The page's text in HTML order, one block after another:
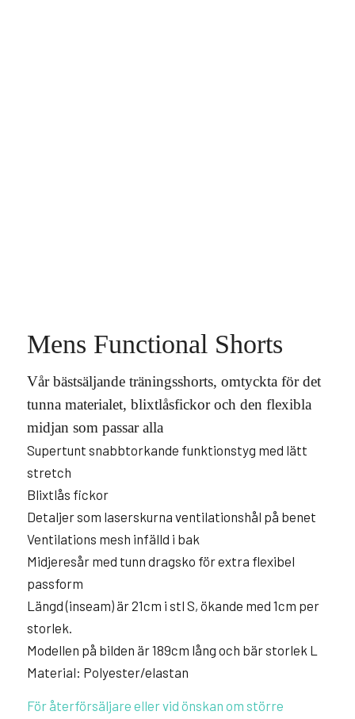
Mens Functional Shorts
Vår bästsäljande träningsshorts, omtyckta för det
tunna materialet, blixtlåsfickor och den flexibla
midjan som passar alla
Supertunt snabbtorkande funktionstyg med lätt
stretch
Blixtlås fickor
Detaljer som laserskurna ventilationshål på benet
Ventilations mesh infälld i bak
Midjeresår med tunn dragsko för extra flexibel
passform
Längd (inseam) är 21cm i stl S, ökande med 1cm per
storlek.
Modellen på bilden är 189cm lång och bär storlek L
Material: Polyester/elastan
För återförsäljare eller vid önskan om större